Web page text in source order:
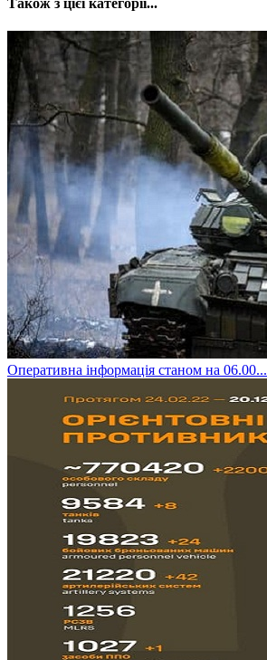
Також з цієї категорії...
​Оперативна інформація станом на 06.00...